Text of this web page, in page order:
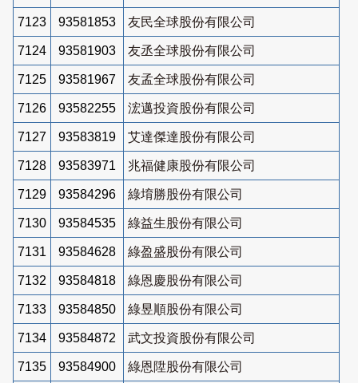
7123 93581853 友民全球股份有限公司
7124 93581903 友丞全球股份有限公司
7125 93581967 友孟全球股份有限公司
7126 93582255 浤邁投資股份有限公司
7127 93583819 艾達傑達股份有限公司
7128 93583971 兆福健康股份有限公司
7129 93584296 綠堉勝股份有限公司
7130 93584535 綠益生股份有限公司
7131 93584628 綠盈盛股份有限公司
7132 93584818 綠恩慶股份有限公司
7133 93584850 綠昱順股份有限公司
7134 93584872 武文投資股份有限公司
7135 93584900 綠恩陞股份有限公司